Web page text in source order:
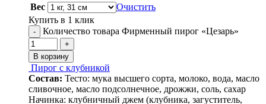
Вес
Очистить
Купить в 1 клик
- Количество товара Фирменный пирог «Цезарь»
+
В корзину
Пирог с клубникой
Состав: Тесто: мука высшего сорта, молоко, вода, масло
сливочное, масло подсолнечное, дрожжи, соль, сахар
Начинка: клубничный джем (клубника, загуститель,